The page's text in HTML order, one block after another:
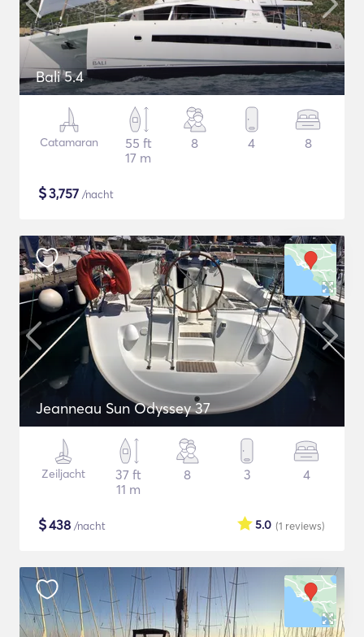
Bali 5.4
Catamaran
55 ft
17 m
8 4 8
$3,757 /nacht
Jeanneau Sun Odyssey 37
Zeiljacht
37 ft
11 m
8 3 4
$438 /nacht (1 reviews)
5.0